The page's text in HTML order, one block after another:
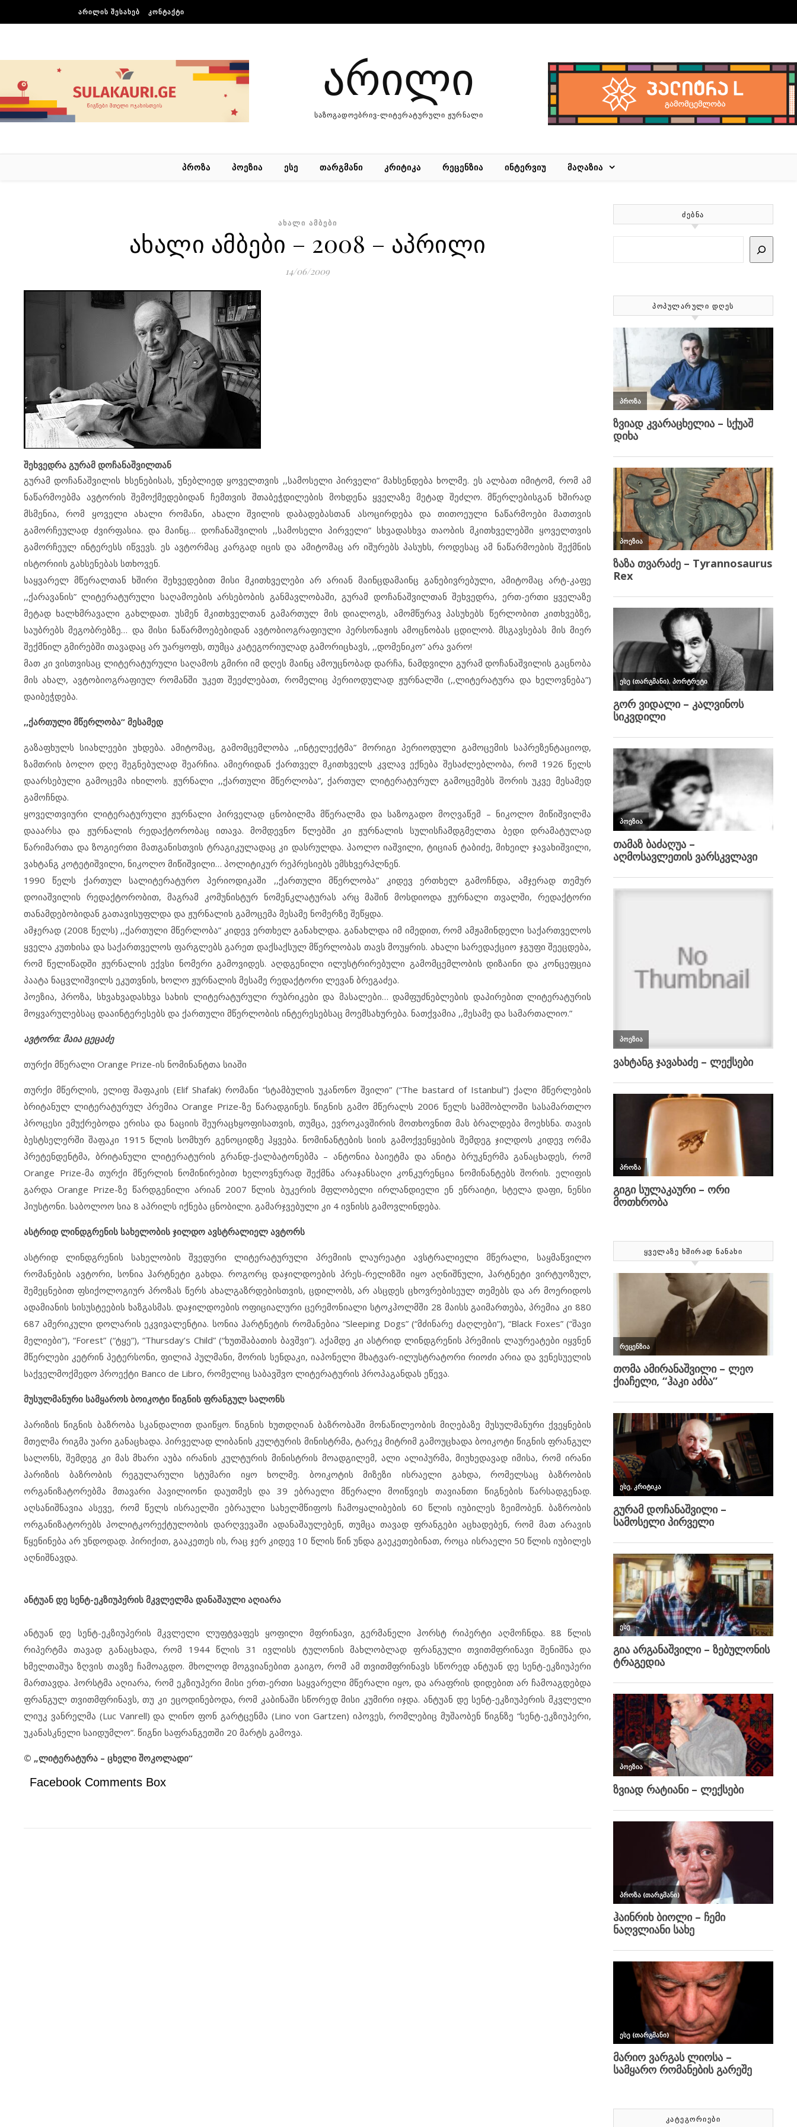
ᲐᲠᲘᲚᲘᲡ ᲨᲔᲡᲐᲮᲔᲑ ᲙᲝᲜᲢᲐᲥᲢᲘ
არილი
საზოგადოებრივ-ლიტერატურული ჟურნალი
ᲞᲠᲝᲖᲐ ᲞᲝᲔᲖᲘᲐ ᲔᲡᲔ ᲗᲐᲠᲒᲛᲐᲜᲘ ᲙᲠᲘᲢᲘᲙᲐ ᲠᲔᲪᲔᲜᲖᲘᲐ ᲘᲜᲢᲔᲠᲕᲘᲣ ᲛᲐᲦᲐᲖᲘᲐ
ᲐᲮᲐᲚᲘ ᲐᲛᲑᲔᲑᲘ
ახალი ამბები – 2008 – აპრილი
14/06/2009
შეხვედრა გურამ დოჩანაშვილთან
გურამ დოჩანაშვილის ხსენებისას, უნებლიედ ყოველთვის ,,სამოსელი პირველი” მახსენდება ხოლმე. ეს ალბათ იმიტომ, რომ ამ
ნაწარმოებმა ავტორის შემოქმედებიდან ჩემთვის შთაბეჭდილების მოხდენა ყველაზე მეტად შეძლო. მწერლებისგან ხშირად
მსმენია, რომ ყოველი ახალი რომანი, ახალი შვილის დაბადებასთან ასოცირდება და თითოეული ნაწარმოები მათთვის
გამორჩეულად ძვირფასია. და მაინც… დოჩანაშვილის ,,სამოსელი პირველი” სხვადასხვა თაობის მკითხველებში ყოველთვის
გამორჩეულ ინტერესს იწვევს. ეს ავტორმაც კარგად იცის და ამიტომაც არ იშურებს პასუხს, როდესაც ამ ნაწარმოების შექმნის
ისტორიის გახსენებას სთხოვენ.
საყვარელ მწერალთან ხშირი შეხვედებით მისი მკითხველები არ არიან მაინცდამაინც განებივრებული, ამიტომაც არტ-კაფე
,,ქარავანის” ლიტერატურული საღამოების არსებობის განმავლობაში, გურამ დოჩანაშვილთან შეხვედრა, ერთ-ერთი ყველაზე
მეტად ხალხმრავალი გახლდათ. უსმენ მკითხველთან გამართულ მის დიალოგს, ამომწურავ პასუხებს წერლობით კითხვებზე,
საუბრებს მეგობრებზე… და მისი ნაწარმოებებიდან ავტობიოგრაფიული პერსონაჟის ამოცნობას ცდილობ. მსგავსებას მის მიერ
შექმნილ გმირებში თავადაც არ უარყოფს, თუმცა კატეგორიულად გამორიცხავს, ,,დომენიკო” არა ვარო!
მათ კი ვისთვისაც ლიტერატურული საღამოს გმირი იმ დღეს მაინც ამოუცნობად დარჩა, ნამდვილი გურამ დოჩანაშვილის გაცნობა
მის ახალ, ავტობიოგრაფიულ რომანში უკეთ შეეძლებათ, რომელიც პერიოდულად ჟურნალში (,,ლიტერატურა და ხელოვნება”)
დაიბეჭდება.
,,ქართული მწერლობა” მესამედ
გაზაფხულს სიახლეები უხდება. ამიტომაც, გამომცემლობა ,,ინტელექტმა” მორიგი პერიოდული გამოცემის საპრეზენტაციოდ,
ზამთრის ბოლო დღე შეგნებულად შეარჩია. ამიერიდან ქართველ მკითხველს კვლავ ექნება შესაძლებლობა, რომ 1926 წელს
დაარსებული გამოცემა იხილოს. ჟურნალი ,,ქართული მწერლობა”, ქართულ ლიტერატურულ გამოცემებს შორის უკვე მესამედ
გამოჩნდა.
ყოველთვიური ლიტერატურული ჟურნალი პირველად ცნობილმა მწერალმა და საზოგადო მოღვაწემ – ნიკოლო მიწიშვილმა
დააარსა და ჟურნალის რედაქტორობაც ითავა. მომდევნო წლებში კი ჟურნალის სულისჩამდგმელთა ბედი დრამატულად
წარიმართა და ზოგიერთი მათგანისთვის ტრაგიკულადაც კი დასრულდა. პაოლო იაშვილი, ტიციან ტაბიძე, მიხეილ ჯავახიშვილი,
ვახტანგ კოტეტიშვილი, ნიკოლო მიწიშვილი… პოლიტიკურ რეპრესიებს ემსხვერპლნენ.
1990 წელს ქართულ სალიტერატურო პერიოდიკაში ,,ქართული მწერლობა” კიდევ ერთხელ გამოჩნდა, ამჯერად თემურ
დოიაშვილის რედაქტორობით, მაგრამ კომუნისტურ ნომენკლატურას არც მაშინ მოსდიოდა ჟურნალი თვალში, რედაქტორი
თანამდებობიდან გათავისუფლდა და ჟურნალის გამოცემა მესამე ნომერზე შეწყდა.
ამჯერად (2008 წელს) ,,ქართული მწერლობა” კიდევ ერთხელ განახლდა. განახლდა იმ იმედით, რომ ამჟამინდელი საქართველოს
ყველა კუთხისა და საქართველოს ფარგლებს გარეთ დაქსაქსულ მწერლობას თავს მოუყრის. ახალი სარედაქციო ჯგუფი შეეცდება,
რომ წელიწადში ჟურნალის ექვსი ნომერი გამოვიდეს. აღდგენილი ილუსტრირებული გამომცემლობის დიზაინი და კონცეფცია
პაატა ნაცვლიშვილს ეკუთვნის, ხოლო ჟურნალის მესამე რედაქტორი ლევან ბრეგაძეა.
პოეზია, პროზა, სხვახვადასხვა სახის ლიტერატურული რუბრიკები და მასალები… დამფუძნებლების დაპირებით ლიტერატურის
მოყვარულებსაც დააინტერესებს და ქართული მწერლობის ინტერესებსაც მოემსახურება. ნათქვამია ,,მესამე და სამართალიო.”
ავტორი: მაია ცეცაძე
თურქი მწერალი Orange Prize-ის ნომინანტთა სიაში
თურქი მწერლის, ელიფ შაფაკის (Elif Shafak) რომანი “სტამბულის უკანონო შვილი” (“The bastard of Istanbul”) ქალი მწერლების
ბრიტანულ ლიტერატურულ პრემია Orange Prize-ზე წარადგინეს. წიგნის გამო მწერალს 2006 წელს სამშობლოში სასამართლო
პროცესი ემუქრებოდა ერისა და ნაციის შეურაცხყოფისათვის, თუმცა, ევროკავშირის მოთხოვნით მას ბრალდება მოეხსნა. თავის
ბესტსელერში შაფაკი 1915 წლის სომხურ გენოციდზე ჰყვება. ნომინანტების სიის გამოქვენყების შემდეგ ჯილდოს კიდევ ორმა
პრეტენდენტმა, ბრიტანული ლიტერატურის გრანდ-ქალბატონებმა – ანტონია ბაიეტმა და ანიტა ბრუკნერმა განაცხადეს, რომ
Orange Prize-მა თურქი მწერლის ნომინირებით ხელოვნურად შექმნა არაჯანსაღი კონკურენცია ნომინანტებს შორის. ელიფის
გარდა Orange Prize-ზე წარდგენილი არიან 2007 წლის ბუკერის მფლობელი ირლანდიელი ენ ენრაიტი, სტელა დაფი, ნენსი
ჰიუსტონი. საბოლოო სია 8 აპრილს იქნება ცნობილი. გამარჯვებული კი 4 ივნისს გამოვლინდება.
ასტრიდ ლინდგრენის სახელობის ჯილდო ავსტრალიელ ავტორს
ასტრიდ ლინდგრენის სახელობის შვედური ლიტერატურული პრემიის ლაურეატი ავსტრალიელი მწერალი, საყმაწვილო
რომანების ავტორი, სონია ჰარტნეტი გახდა. როგორც დაჯილდოების პრეს-რელიზში იყო აღნიშნული, ჰარტნეტი ვირტუოზულ,
შემეცნებით ფსიქოლოგიურ პროზას წერს ახალგაზრდებისთვის, ცდილობს, არ ასცდეს ცხოვრებისეულ თემებს და არ მოერიდოს
ადამიანის სისუსტეების ხაზგასმას. დაჯილდოების ოფიციალური ცერემონიალი სტოკჰოლმში 28 მაისს გაიმართება, პრემია კი 880
687 ამერიკული დოლარის ეკვივალენტია. სონია ჰარტნეტის რომანებია “Sleeping Dogs” (“მძინარე ძაღლები”), “Black Foxes” (“შავი
მელიები”), “Forest” (“ტყე”), “Thursday’s Child” (“ხუთშაბათის ბავშვი”). აქამდე კი ასტრიდ ლინდგრენის პრემიის ლაურეატები იყვნენ
მწერლები კეტრინ პეტერსონი, ფილიპ პულმანი, მორის სენდაკი, იაპონელი მხატვარ-ილუსტრატორი რიოძი არია და ვენესუელის
საქველმოქმედო პროექტი Banco de Libro, რომელიც საბავშვო ლიტერატურის პროპაგანდას ეწევა.
მუსულმანური სამყაროს ბოიკოტი წიგნის ფრანგულ სალონს
პარიზის წიგნის ბაზრობა სკანდალით დაიწყო. წიგნის ხუთდღიან ბაზრობაში მონაწილეობის მიღებაზე მუსულმანური ქვეყნების
მთელმა რიგმა უარი განაცხადა. პირველად ლიბანის კულტურის მინისტრმა, ტარეკ მიტრიმ გამოუცხადა ბოიკოტი წიგნის ფრანგულ
სალონს, შემდეგ კი მას მხარი აუბა ირანის კულტურის მინისტრის მოადგილემ, ალი ალიპურმა, მიუხედავად იმისა, რომ ირანი
პარიზის ბაზრობის რეგულარული სტუმარი იყო ხოლმე. ბოიკოტის მიზეზი ისრაელი გახდა, რომელსაც ბაზრობის
ორგანიზატორებმა მთავარი პავილიონი დაუთმეს და 39 ებრაელი მწერალი მოიწვიეს თავიანთი წიგნების წარსადგენად.
აღსანიშნავია ასევე, რომ წელს ისრაელში ებრაული სახელმწიფოს ჩამოყალიბების 60 წლის იუბილეს ზეიმობენ. ბაზრობის
ორგანიზატორებს პოლიტკორექტულობის დარღვევაში ადანაშაულებენ, თუმცა თავად ფრანგები აცხადებენ, რომ მათ არავის
წყენინება არ უნდოდად. პირიქით, გააკეთეს ის, რაც ჯერ კიდევ 10 წლის წინ უნდა გაეკეთებინათ, როცა ისრაელი 50 წლის იუბილეს
აღნიშნავდა.
ანტუან დე სენტ-ეკზიუპერის მკვლელმა დანაშაული აღიარა
ანტუან დე სენტ-ეკზიუპერის მკვლელი ლუფტვაფეს ყოფილი მფრინავი, გერმანელი ჰორსტ რიპერტი აღმოჩნდა. 88 წლის
რიპერტმა თავად განაცხადა, რომ 1944 წლის 31 ივლისს ტულონის მახლობლად ფრანგული თვითმფრინავი შენიშნა და
ხმელთაშუა ზღვის თავზე ჩამოაგდო. მხოლოდ მოგვიანებით გაიგო, რომ ამ თვითმფრინავს სწორედ ანტუან დე სენტ-ეკზიუპერი
მართავდა. ჰორსტმა აღიარა, რომ ეკზიუპერი მისი ერთ-ერთი საყვარელი მწერალი იყო, და არაფრის დიდებით არ ჩამოაგდებდა
ფრანგულ თვითმფრინავს, თუ კი ეცოდინებოდა, რომ კაბინაში სწორედ მისი კუმირი იჯდა. ანტუან დე სენტ-ეკზიუპერის მკვლელი
ლიუკ ვანრელმა (Luc Vanrell) და ლინო ფონ გარტცენმა (Lino von Gartzen) იპოვეს, რომლებიც მუშაობენ წიგნზე “სენტ-ეკზიუპერი,
უკანასკნელი საიდუმლო”. წიგნი საფრანგეთში 20 მარტს გამოვა.
© „ლიტერატურა – ცხელი შოკოლადი“
Facebook Comments Box
ᲫᲔᲑᲜᲐ
ᲞᲝᲞᲣᲚᲐᲠᲣᲚᲘ ᲓᲦᲔᲡ
ᲧᲕᲔᲚᲐᲖᲔ ᲮᲨᲘᲠᲐᲓ ᲜᲐᲜᲐᲮᲘ
ᲙᲐᲢᲔᲒᲝᲠᲘᲔᲑᲘ